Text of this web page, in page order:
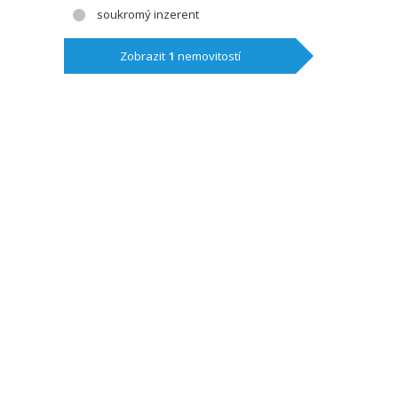
soukromý inzerent
Zobrazit 1 nemovitostí